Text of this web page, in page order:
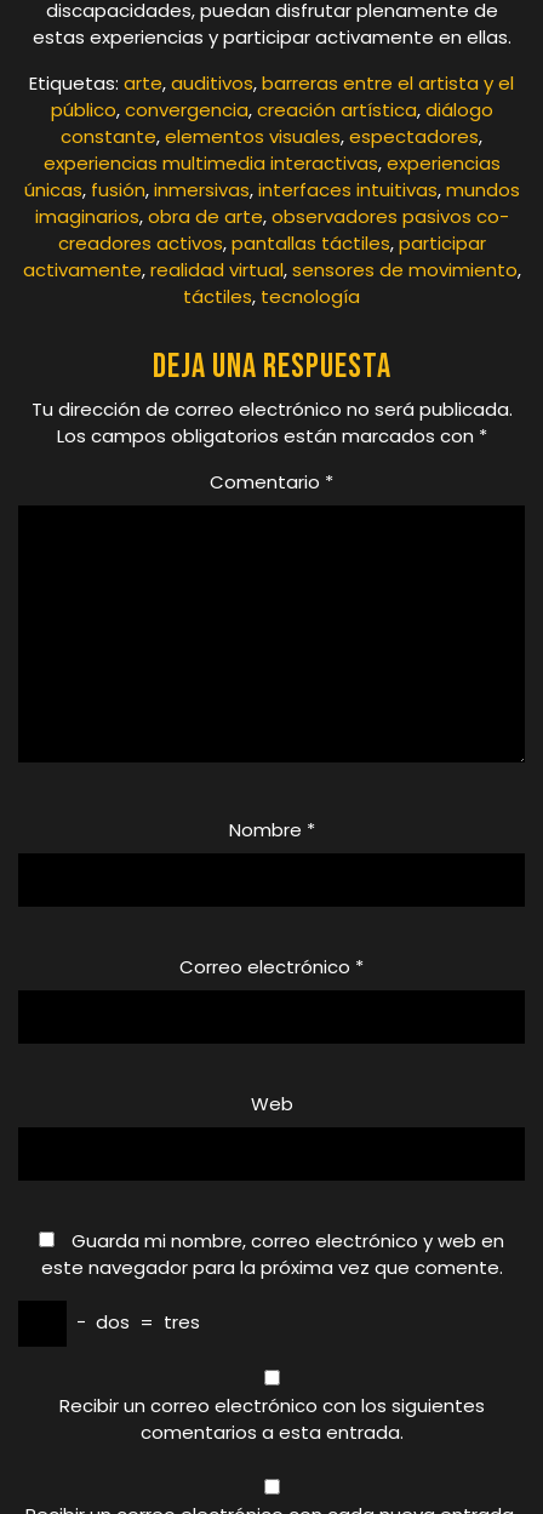
discapacidades, puedan disfrutar plenamente de
estas experiencias y participar activamente en ellas.
Etiquetas: arte,auditivos,barreras entre el artista y el
público,convergencia,creación artística,diálogo
constante,elementos visuales,espectadores,
experiencias multimedia interactivas,experiencias
únicas, fusión,inmersivas,interfaces intuitivas,mundos
imaginarios,obra de arte,observadores pasivos co-
creadores activos,pantallas táctiles,participar
activamente,realidad virtual,sensores de movimiento,
táctiles, tecnología
Deja una respuesta
Tu dirección de correo electrónico no será publicada.
Los campos obligatorios están marcados con *
Comentario *
Nombre *
Correo electrónico *
Web
Guarda mi nombre, correo electrónico y web en
este navegador para la próxima vez que comente.
− dos = tres
Recibir un correo electrónico con los siguientes
comentarios a esta entrada.